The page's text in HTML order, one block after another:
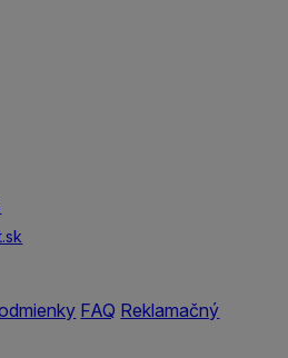
FAQ Reklamačný